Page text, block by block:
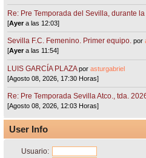
Re: Pre Temporada del Sevilla, durante
[Ayera las 12:03]
Sevilla F.C. Femenino. Primer equipo. por
[Ayera las 11:54]
LUIS GARCÍA PLAZA porasturgabriel
[Agosto 08, 2026, 17:30 Horas]
Re: Pre Temporada Sevilla Atco., tda.
[Agosto 08, 2026, 12:03 Horas]
User Info
Usuario: